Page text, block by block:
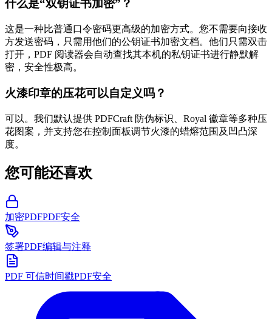
什么是“双钥证书加密”？
这是一种比普通口令密码更高级的加密方式。您不需要向接收
方发送密码，只需用他们的公钥证书加密文档。他们只需双击
打开，PDF 阅读器会自动查找其本机的私钥证书进行静默解
密，安全性极高。
火漆印章的压花可以自定义吗？
可以。我们默认提供 PDFCraft 防伪标识、Royal 徽章等多种压
花图案，并支持您在控制面板调节火漆的蜡熔范围及凹凸深
度。
您可能还喜欢
加密PDFPDF安全
签署PDF编辑与注释
PDF 可信时间戳PDF安全